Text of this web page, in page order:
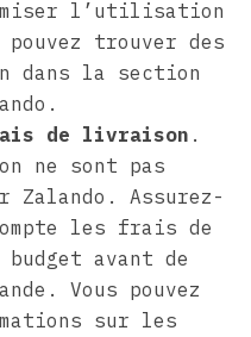
l’utilisation
trouver des
dans la section
de livraison .
ne sont pas
Assurez-
les frais de
avant de
Vous pouvez
sur les